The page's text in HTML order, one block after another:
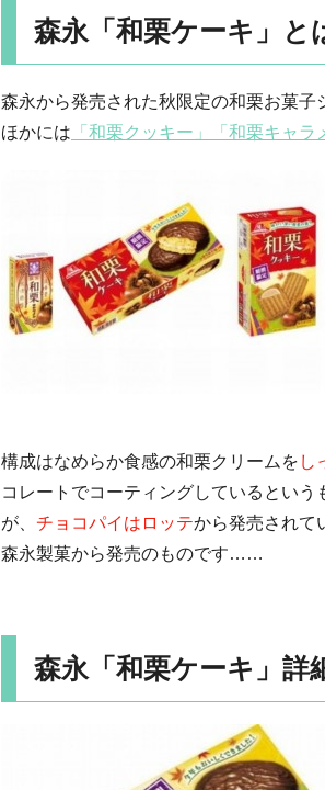
森永「和栗ケーキ」と
森永から発売された秋限定の和栗お菓子
ほかには 「和栗クッキー」 「和栗キャラ
構成はなめらか食感の和栗クリームを し
コレートでコーティングしているとい
が、 チョコパイはロッテから発売されて
森永製菓から発売のものです……
森永「和栗ケーキ」詳